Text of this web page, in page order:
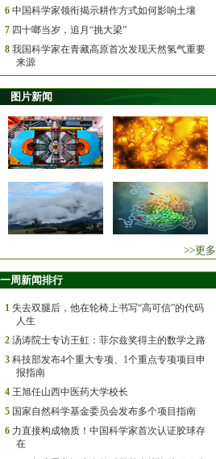
6 中国科学家领衔揭示耕作方式如何影响土壤
7 四十啷当岁，追月“挑大梁”
8 我国科学家在青藏高原首次发现天然氢气重要
来源
图片新闻
>>更多
一周新闻排行
1 失去双腿后，他在轮椅上书写“高可信”的代码
人生
2 汤涛院士专访王虹：菲尔兹奖得主的数学之路
3 科技部发布4个重大专项、1个重点专项项目申
报指南
4 王旭任山西中医药大学校长
5 国家自然科学基金委员会发布多个项目指南
6 力直接构成物质！中国科学家首次认证胶球存
在